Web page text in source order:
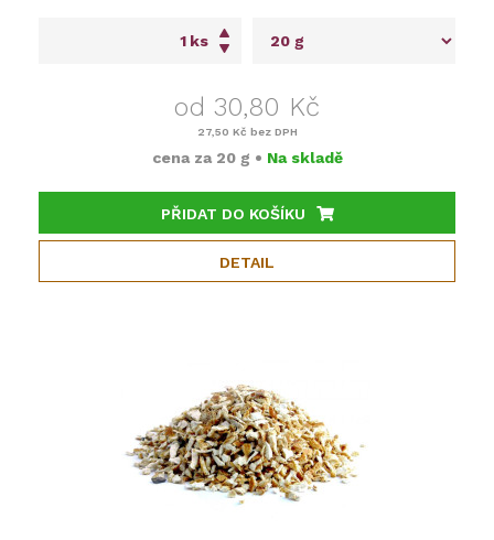
ks
od 30,80 Kč
27,50 Kč bez DPH
cena za 20 g • Na skladě
PŘIDAT DO KOŠÍKU
DETAIL